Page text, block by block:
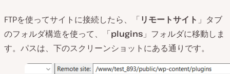
FTPを使ってサイトに接続したら、「リモートサイト 」タブ
のフォルダ構造を使って、「plugins 」フォルダに移動しま
す。パスは、下のスクリーンショットにある通りです。